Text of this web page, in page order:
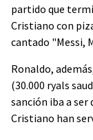
partido que
Cristiano con
cantado "Messi,
Ronaldo,
(30.000 ryals
sanción iba a ser
Cristiano han